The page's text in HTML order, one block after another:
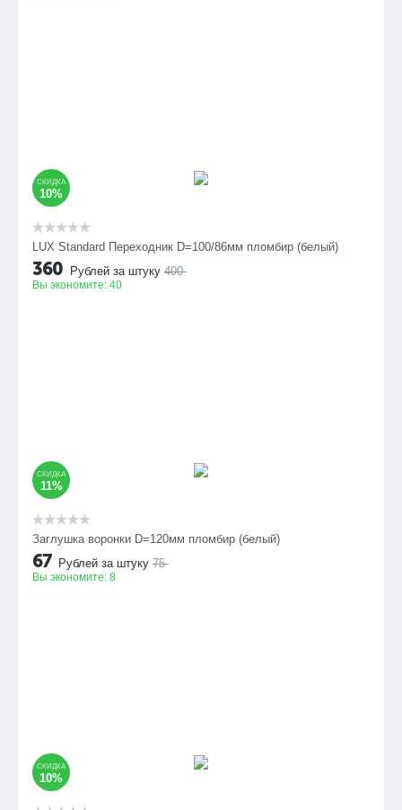
СКИДКА
10%
LUX Standard Переходник D=100/86мм пломбир (белый)
360 Рублей за штуку 400
Вы экономите: 40
СКИДКА
11%
Заглушка воронки D=120мм пломбир (белый)
67 Рублей за штуку 75
Вы экономите: 8
СКИДКА
10%